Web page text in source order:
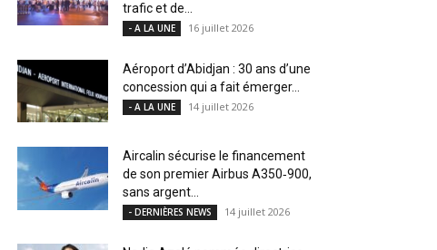
trafic et de...
- A LA UNE 16 juillet 2026
Aéroport d’Abidjan : 30 ans d’une
concession qui a fait émerger...
- A LA UNE 14 juillet 2026
Aircalin sécurise le financement
de son premier Airbus A350‑900,
sans argent...
- DERNIÈRES NEWS 14 juillet 2026